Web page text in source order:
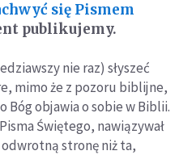
się Pismem
publikujemy.
nie raz) słyszeć
mimo że z pozoru biblijne,
Bóg objawia o sobie w Biblii.
Świętego, nawiązywał
odwrotną stronę niż ta,